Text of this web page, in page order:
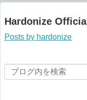
Hardonize
Posts by hardonize